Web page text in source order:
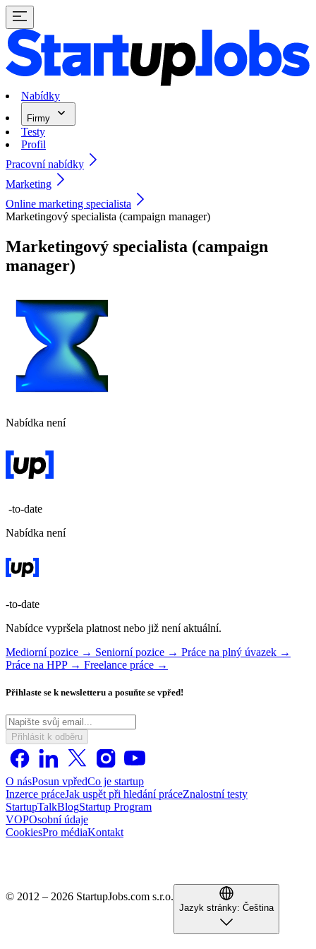
Nabídky
Firmy
Testy
Profil
Pracovní nabídky
Marketing
Online marketing specialista
Marketingový specialista (campaign manager)
Marketingový specialista (campaign
manager)
Nabídka není
-to-date
Nabídka není
-to-date
Nabídce vypršela platnost nebo již není aktuální.
Mediorní pozice → Seniorní pozice → Práce na plný úvazek →
Práce na HPP → Freelance práce →
Přihlaste se k newsletteru a posuňte se vpřed!
Přihlásit k odběru
O násPosun vpředCo je startup
Inzerce práceJak uspět při hledání práceZnalostní testy
StartupTalkBlogStartup Program
VOPOsobní údaje
CookiesPro médiaKontakt
© 2012 – 2026 StartupJobs.com s.r.o.
Jazyk stránky: Čeština